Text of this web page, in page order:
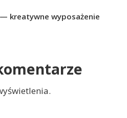
kreatywne wyposażenie